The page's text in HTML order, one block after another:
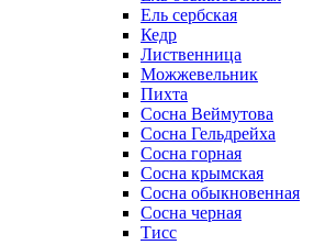
Ель сербская
Кедр
Лиственница
Можжевельник
Пихта
Сосна Веймутова
Сосна Гельдрейха
Сосна горная
Сосна крымская
Сосна обыкновенная
Сосна черная
Тисс